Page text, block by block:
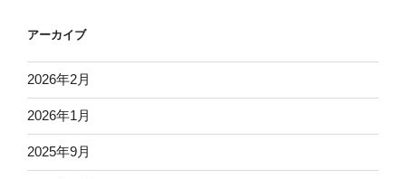
アーカイブ
2026年2月
2026年1月
2025年9月